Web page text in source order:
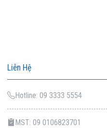
Liên Hệ
Hotline: 09 3333 5554
MST: 09 0106823701